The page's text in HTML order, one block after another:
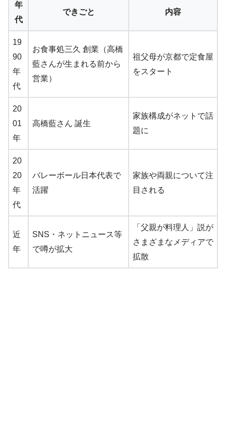
年
代
できごと 内容
19
90
年
代
お食事処三久 創業（高橋
藍さんが生まれる前から
営業）
祖父母が京都で定食屋
をスタート
20
01
年
高橋藍さん 誕生
家族構成がネットで話
題に
20
20
年
代
バレーボール日本代表で
活躍
家族や両親について注
目される
近
年
SNS・ネットニュース等
で噂が拡大
「父親が料理人」説が
さまざまなメディアで
拡散